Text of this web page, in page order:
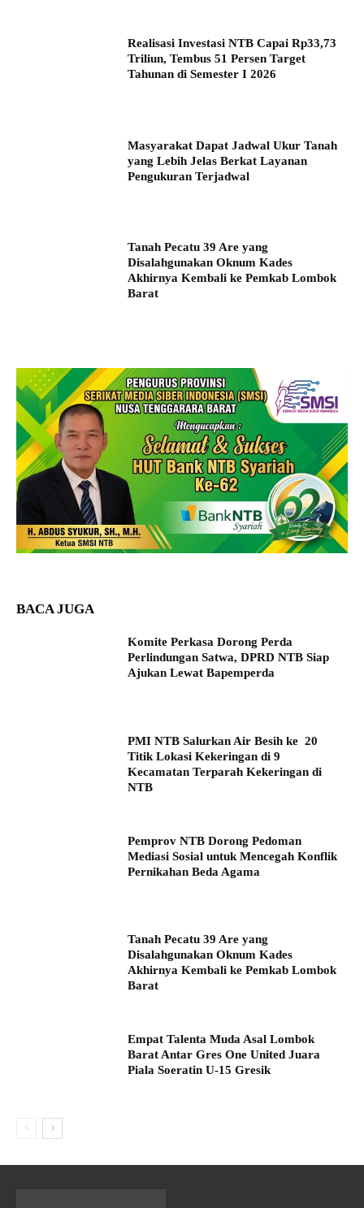
Realisasi Investasi NTB Capai Rp33,73
Triliun, Tembus 51 Persen Target
Tahunan di Semester I 2026
Masyarakat Dapat Jadwal Ukur Tanah
yang Lebih Jelas Berkat Layanan
Pengukuran Terjadwal
Tanah Pecatu 39 Are yang
Disalahgunakan Oknum Kades
Akhirnya Kembali ke Pemkab Lombok
Barat
BACA JUGA
Komite Perkasa Dorong Perda
Perlindungan Satwa, DPRD NTB Siap
Ajukan Lewat Bapemperda
PMI NTB Salurkan Air Besih ke 20
Titik Lokasi Kekeringan di 9
Kecamatan Terparah Kekeringan di
NTB
Pemprov NTB Dorong Pedoman
Mediasi Sosial untuk Mencegah Konflik
Pernikahan Beda Agama
Tanah Pecatu 39 Are yang
Disalahgunakan Oknum Kades
Akhirnya Kembali ke Pemkab Lombok
Barat
Empat Talenta Muda Asal Lombok
Barat Antar Gres One United Juara
Piala Soeratin U-15 Gresik